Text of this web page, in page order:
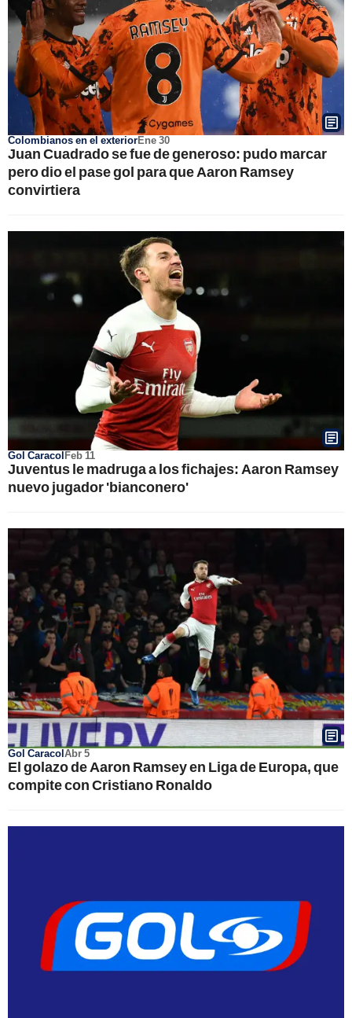
Colombianos en el exteriorEne 30
Juan Cuadrado se fue de generoso: pudo marcar
pero dio el pase gol para que Aaron Ramsey
convirtiera
Gol CaracolFeb 11
Juventus le madruga a los fichajes: Aaron Ramsey
nuevo jugador 'bianconero'
Gol CaracolAbr 5
El golazo de Aaron Ramsey en Liga de Europa, que
compite con Cristiano Ronaldo